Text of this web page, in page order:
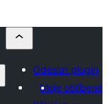
Odeslat plugin
Moje oblíbené